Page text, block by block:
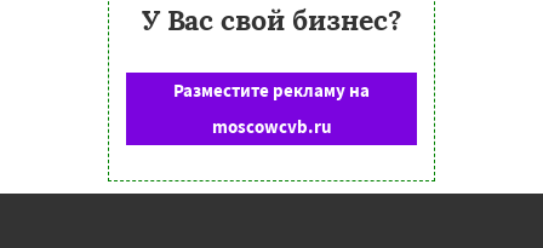
У Вас свой бизнес?
Разместите рекламу на
moscowcvb.ru